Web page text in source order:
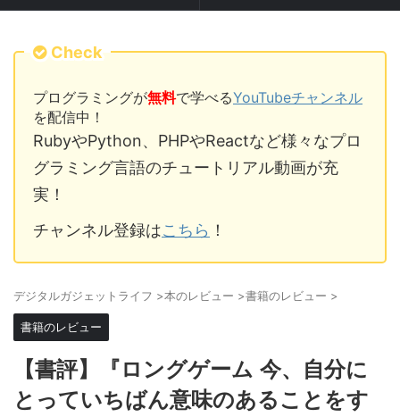
Check
プログラミングが無料で学べるYouTubeチャンネル
を配信中！
RubyやPython、PHPやReactなど様々なプロ
グラミング言語のチュートリアル動画が充
実！
チャンネル登録はこちら ！
デジタルガジェットライフ >本のレビュー >書籍のレビュー >
書籍のレビュー
【書評】『ロングゲーム 今、自分に
とっていちばん意味のあることをす